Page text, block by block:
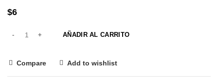
$6
AÑADIR AL CARRITO
Compare Add to wishlist